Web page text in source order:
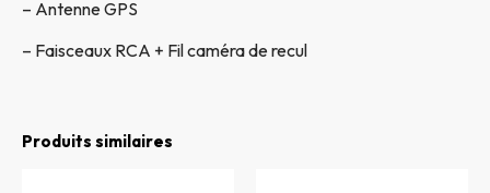
– Antenne GPS
– Faisceaux RCA + Fil caméra de recul
Produits similaires